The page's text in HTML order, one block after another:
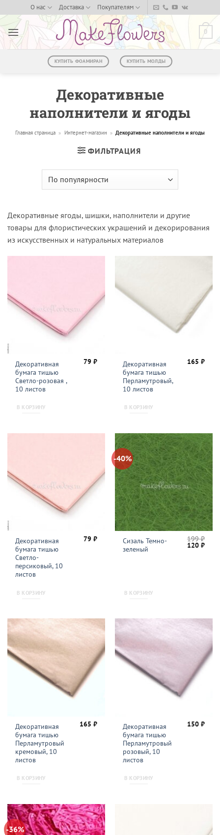
to
content
О нас Доставка Покупателям
0
КУПИТЬ ФОАМИРАН КУПИТЬ МОЛДЫ
Декоративные
наполнители и ягоды
Главная страница » Интернет-магазин » Декоративные наполнители и ягоды
ФИЛЬТРАЦИЯ
Декоративные ягоды, шишки, наполнители и другие
товары для флористических украшений и декорирования
из искусственных и натуральных материалов
Декоративная
бумага тишью
Светло-розовая ,
10 листов
79 ₽
В КОРЗИНУ
Декоративная
бумага тишью
Перламутровый,
10 листов
165 ₽
В КОРЗИНУ
Декоративная
бумага тишью
Светло-
персиковый, 10
листов
79 ₽
В КОРЗИНУ
-40%
Сизаль Темно-
зеленый
199₽
120 ₽
В КОРЗИНУ
Декоративная
бумага тишью
Перламутровый
кремовый, 10
листов
165 ₽
В КОРЗИНУ
Декоративная
бумага тишью
Перламутровый
розовый, 10
листов
150 ₽
В КОРЗИНУ
-36%